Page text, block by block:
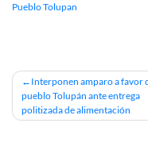
Pueblo Tolupan
Navegación
de
Interponen amparo a favor
pueblo Tolupán ante entrega
politizada de alimentación